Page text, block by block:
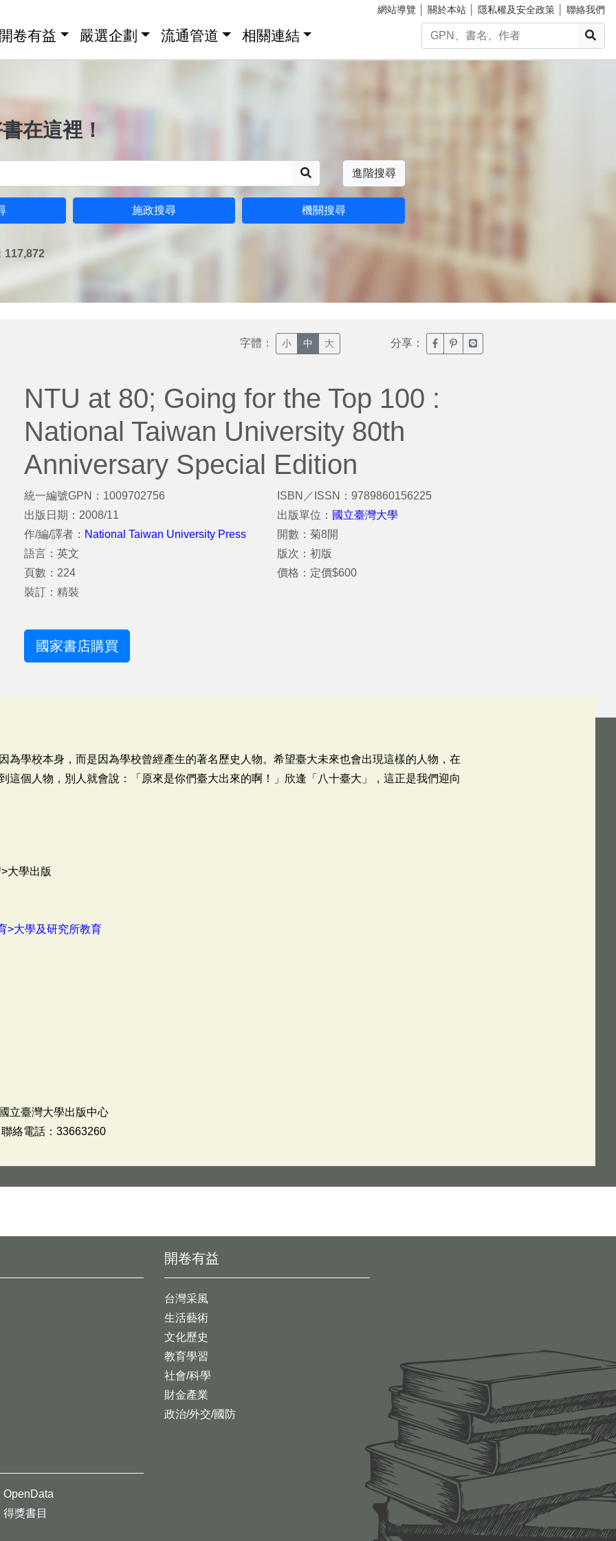
網站導覽 關於本站 隱私權及安全政策 聯絡我們
卷有益 嚴選企劃 流通管道 相關連結
在這裡！
進階搜尋
施政搜尋 機關搜尋
117,872
字體： 小 中 大 分享： 臉書分享(另開新視窗)
噗浪分享(另開新視窗)
Line分享(另開新視窗)
NTU at 80; Going for the Top 100 :
National Taiwan University 80th
Anniversary Special Edition
統一編號GPN：1009702756
出版日期：2008/11
作/編/譯者： National Taiwan University Press
語言：英文
頁數：224
裝訂：精裝
ISBN／ISSN：9789860156225
出版單位： 國立臺灣大學
開數：菊8開
版次：初版
價格：定價$600
國家書店購買
為學校本身，而是因為學校曾經產生的著名歷史人物。希望臺大未來也會出現這樣的人物，在
這個人物，別人就會說：「原來是你們臺大出來的啊！」欣逢「八十臺大」，這正是我們迎向
大學出版
>大學及研究所教育
立臺灣大學出版中心
絡電話：33663260
開卷有益
台灣采風
生活藝術
文化歷史
教育學習
社會/科學
財金產業
政治/外交/國防
OpenData
得獎書目